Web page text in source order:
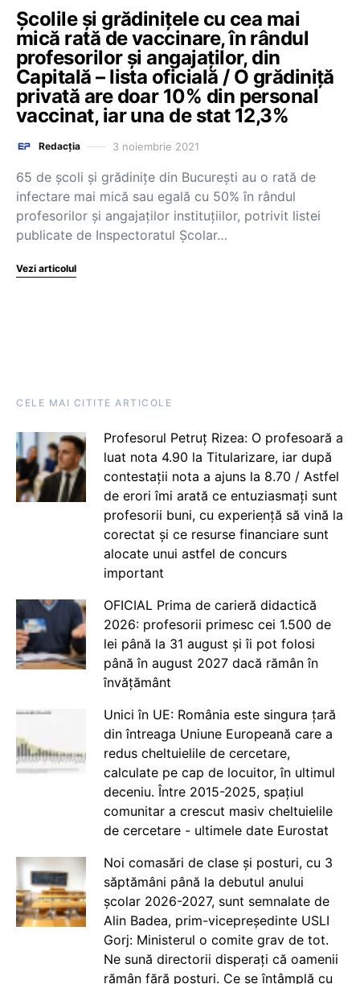
Școlile și grădinițele cu cea mai
mică rată de vaccinare, în rândul
profesorilor și angajaților, din
Capitală – lista oficială / O grădiniță
privată are doar 10% din personal
vaccinat, iar una de stat 12,3%
Redacția 3 noiembrie 2021
65 de școli și grădinițe din București au o rată de
infectare mai mică sau egală cu 50% în rândul
profesorilor și angajaților instituțiilor, potrivit listei
publicate de Inspectoratul Școlar…
Vezi articolul
CELE MAI CITITE ARTICOLE
Profesorul Petruț Rizea: O profesoară a
luat nota 4.90 la Titularizare, iar după
contestații nota a ajuns la 8.70 / Astfel
de erori îmi arată ce entuziasmați sunt
profesorii buni, cu experiență să vină la
corectat și ce resurse financiare sunt
alocate unui astfel de concurs
important
OFICIAL Prima de carieră didactică
2026: profesorii primesc cei 1.500 de
lei până la 31 august și îi pot folosi
până în august 2027 dacă rămân în
învățământ
Unici în UE: România este singura țară
din întreaga Uniune Europeană care a
redus cheltuielile de cercetare,
calculate pe cap de locuitor, în ultimul
deceniu. Între 2015-2025, spațiul
comunitar a crescut masiv cheltuielile
de cercetare - ultimele date Eurostat
Noi comasări de clase și posturi, cu 3
săptămâni până la debutul anului
școlar 2026-2027, sunt semnalate de
Alin Badea, prim-vicepreședinte USLI
Gorj: Ministerul o comite grav de tot.
Ne sună directorii disperați că oamenii
rămân fără posturi. Ce se întâmplă cu